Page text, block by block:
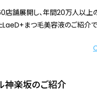
。
店舗展開し、年間20万人以上
毛美容液のご紹介です。 開発者が日々
現できないとたどり着き、誕生
化培養液」を贅沢に配合。植物
をもっておすすめできる商品が完成
神楽坂のご紹介